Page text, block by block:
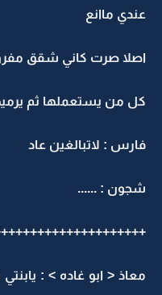
ماانع
صرت كاني شقق
من يستعملها ثم يرميها
: لاتبالغين عاد
: ......
< ابو غاده > : يابنتي